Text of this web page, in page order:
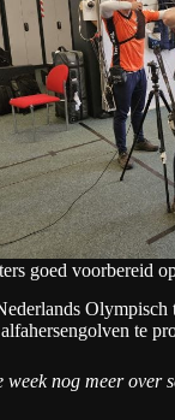
goed voorbereid
Olympisch
te
nog meer over